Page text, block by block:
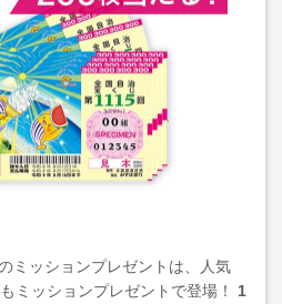
ッションプレゼントは、人気
ミッションプレゼントで登場！ 1